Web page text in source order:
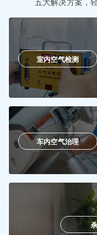
室内空气检测
车内空气治理